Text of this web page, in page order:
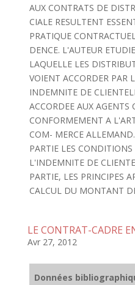
AUX CONTRATS DE
CIALE RESULTENT
PRATIQUE
DENCE. L'AUTEUR
LAQUELLE LES
VOIENT ACCORDER PAR
INDEMNITE DE
ACCORDEE AUX AGENTS
CONFORMEMENT A
COM- MERCE
PARTIE LES
L'INDEMNITE DE
PARTIE, LES PRINCIPES
CALCUL DU MONTANT
LE CONTRAT-CADRE
Avr 27, 2012
Données